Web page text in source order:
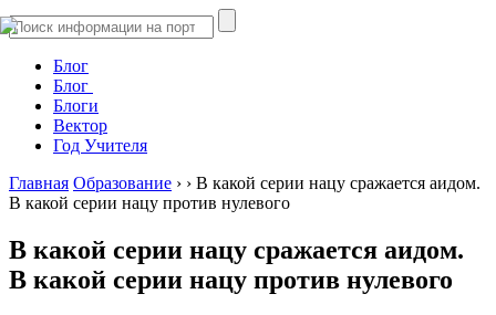
Блог
Блог
Блоги
Вектор
Год Учителя
Главная Образование › › В какой серии нацу сражается аидом.
В какой серии нацу против нулевого
В какой серии нацу сражается аидом.
В какой серии нацу против нулевого